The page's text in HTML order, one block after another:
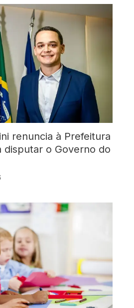
renuncia à Prefeitura
disputar o Governo do